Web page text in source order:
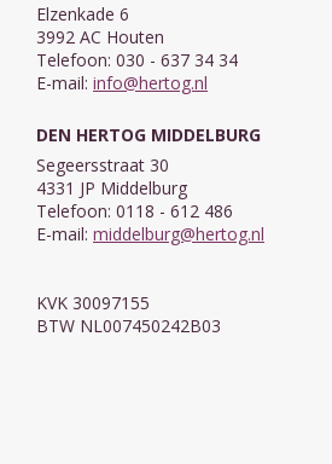
Elzenkade 6
3992 AC Houten
Telefoon: 030 - 637 34 34
E-mail: info@hertog.nl
DEN HERTOG MIDDELBURG
Segeersstraat 30
4331 JP Middelburg
Telefoon: 0118 - 612 486
E-mail: middelburg@hertog.nl
KVK 30097155
BTW NL007450242B03